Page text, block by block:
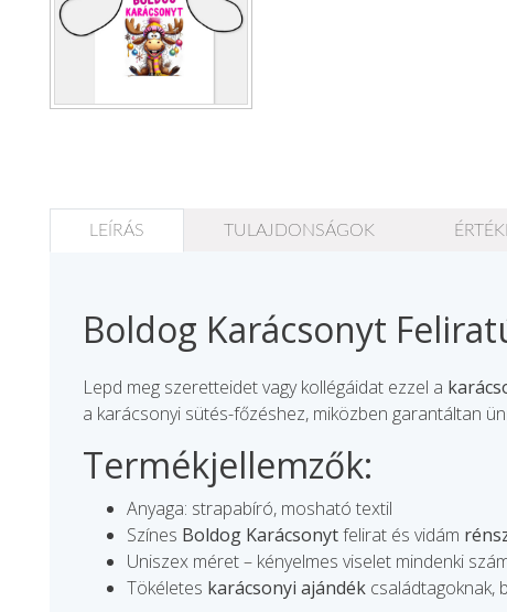
LEÍRÁS TULAJDONSÁGOK
Boldog Karácsonyt
Lepd meg szeretteidet vagy kollégáidat ezzel a
a karácsonyi sütés-főzéshez, miközben garantáltan
Termékjellemzők:
Anyaga: strapabíró, mosható textil
Színes Boldog Karácsonytfelirat és vidám
Uniszex méret – kényelmes viselet mindenki
Tökéletes karácsonyi ajándékcsaládtagoknak,